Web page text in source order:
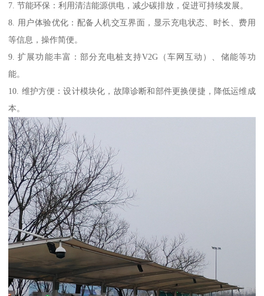
7. 节能环保：利用清洁能源供电，减少碳排放，促进可持续发展。
8. 用户体验优化：配备人机交互界面，显示充电状态、时长、费用
等信息，操作简便。
9. 扩展功能丰富：部分充电桩支持V2G（车网互动）、储能等功
能。
10. 维护方便：设计模块化，故障诊断和部件更换便捷，降低运维成
本。